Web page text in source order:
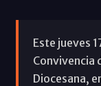
Este jueves
Convivencia
Diocesana,